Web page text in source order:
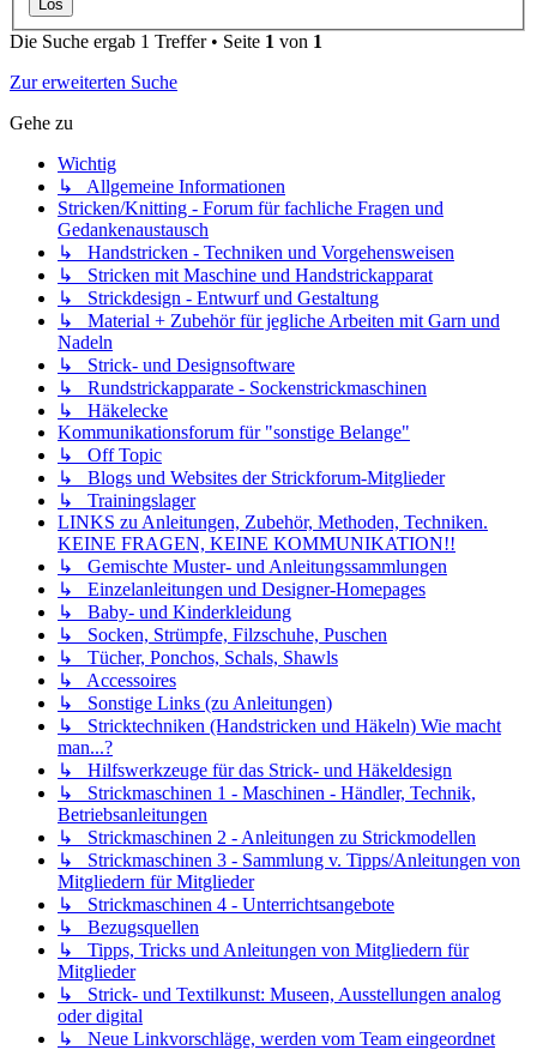
Die Suche ergab 1 Treffer • Seite 1 von 1
Zur erweiterten Suche
Gehe zu
Wichtig
↳ Allgemeine Informationen
Stricken/Knitting - Forum für fachliche Fragen und
Gedankenaustausch
↳ Handstricken - Techniken und Vorgehensweisen
↳ Stricken mit Maschine und Handstrickapparat
↳ Strickdesign - Entwurf und Gestaltung
↳ Material + Zubehör für jegliche Arbeiten mit Garn und
Nadeln
↳ Strick- und Designsoftware
↳ Rundstrickapparate - Sockenstrickmaschinen
↳ Häkelecke
Kommunikationsforum für "sonstige Belange"
↳ Off Topic
↳ Blogs und Websites der Strickforum-Mitglieder
↳ Trainingslager
LINKS zu Anleitungen, Zubehör, Methoden, Techniken.
KEINE FRAGEN, KEINE KOMMUNIKATION!!
↳ Gemischte Muster- und Anleitungssammlungen
↳ Einzelanleitungen und Designer-Homepages
↳ Baby- und Kinderkleidung
↳ Socken, Strümpfe, Filzschuhe, Puschen
↳ Tücher, Ponchos, Schals, Shawls
↳ Accessoires
↳ Sonstige Links (zu Anleitungen)
↳ Stricktechniken (Handstricken und Häkeln) Wie macht
man...?
↳ Hilfswerkzeuge für das Strick- und Häkeldesign
↳ Strickmaschinen 1 - Maschinen - Händler, Technik,
Betriebsanleitungen
↳ Strickmaschinen 2 - Anleitungen zu Strickmodellen
↳ Strickmaschinen 3 - Sammlung v. Tipps/Anleitungen von
Mitgliedern für Mitglieder
↳ Strickmaschinen 4 - Unterrichtsangebote
↳ Bezugsquellen
↳ Tipps, Tricks und Anleitungen von Mitgliedern für
Mitglieder
↳ Strick- und Textilkunst: Museen, Ausstellungen analog
oder digital
↳ Neue Linkvorschläge, werden vom Team eingeordnet